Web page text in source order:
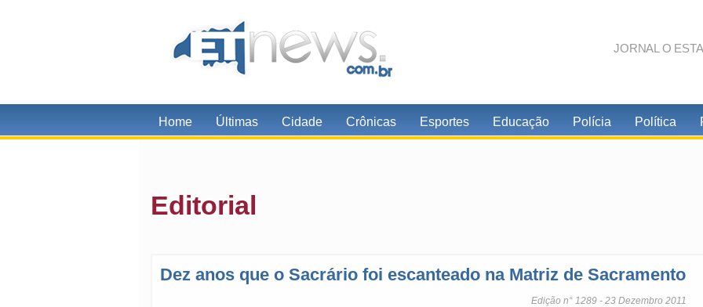
JORNAL O
Home Últimas Cidade Crônicas Esportes Educação Polícia Política
Editorial
Dez anos que o Sacrário foi escanteado na Matriz de Sacramento
Edição n° 1289 - 23 Dezembro 2011